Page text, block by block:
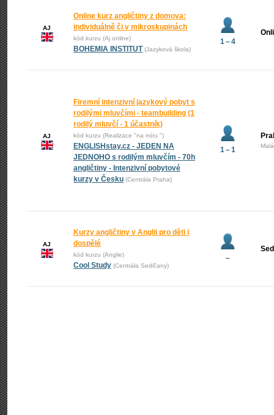
AJ
Online kurz angličtiny z domova:
individuálně či v mikroskupinách
kód kurzu (Aj online)
BOHEMIA INSTITUT (Jazyková škola)
1 – 4
AJ
Firemní intenzivní jazykový pobyt s
rodilými mluvčími - teambuilding (1
rodilý mluvčí - 1 účastník)
kód kurzu (Realizace "na míru ")
ENGLISHstay.cz - JEDEN NA
JEDNOHO s rodilým mluvčím - 70h
angličtiny - Intenzivní pobytové
kurzy v Česku (Centrála Praha)
1 – 1
AJ
Kurzy angličtiny v Anglii pro děti i
dospělé
kód kurzu (Anglie)
Cool Study (Centrála Sedlčany)
–